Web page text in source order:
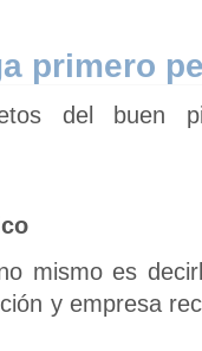
primero
del buen
mismo es
y empresa